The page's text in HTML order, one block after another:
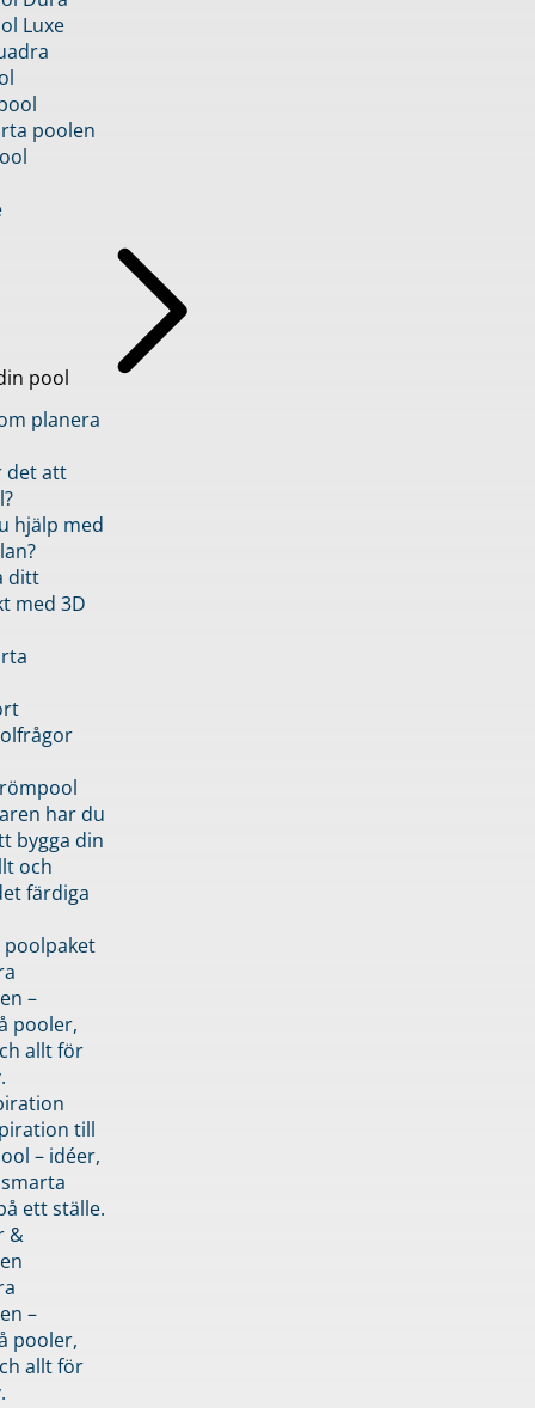
Luxe
poolen
pool
planera
det att
hjälp med
ditt
med 3D
har du
bygga din
och
färdiga
–
pooler,
allt för
till
– idéer,
ett ställe.
&
–
pooler,
allt för